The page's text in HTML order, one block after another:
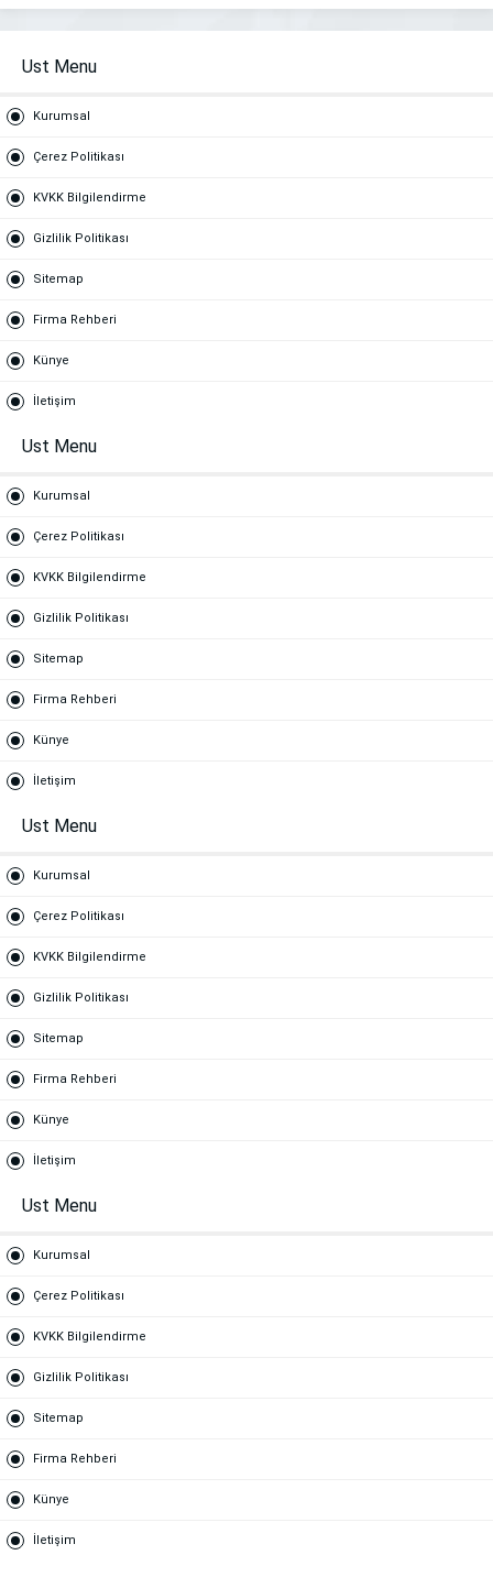
Ust Menu
Kurumsal
Çerez Politikası
KVKK Bilgilendirme
Gizlilik Politikası
Sitemap
Firma Rehberi
Künye
İletişim
Ust Menu
Kurumsal
Çerez Politikası
KVKK Bilgilendirme
Gizlilik Politikası
Sitemap
Firma Rehberi
Künye
İletişim
Ust Menu
Kurumsal
Çerez Politikası
KVKK Bilgilendirme
Gizlilik Politikası
Sitemap
Firma Rehberi
Künye
İletişim
Ust Menu
Kurumsal
Çerez Politikası
KVKK Bilgilendirme
Gizlilik Politikası
Sitemap
Firma Rehberi
Künye
İletişim